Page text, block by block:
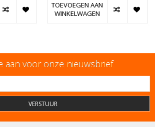
TOEVOEGEN AAN
WINKELWAGEN
aan voor onze nieuwsbrief
VERSTUUR